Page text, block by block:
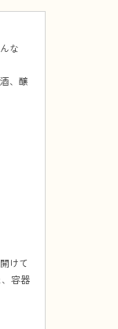
な
、醸
けて
容器